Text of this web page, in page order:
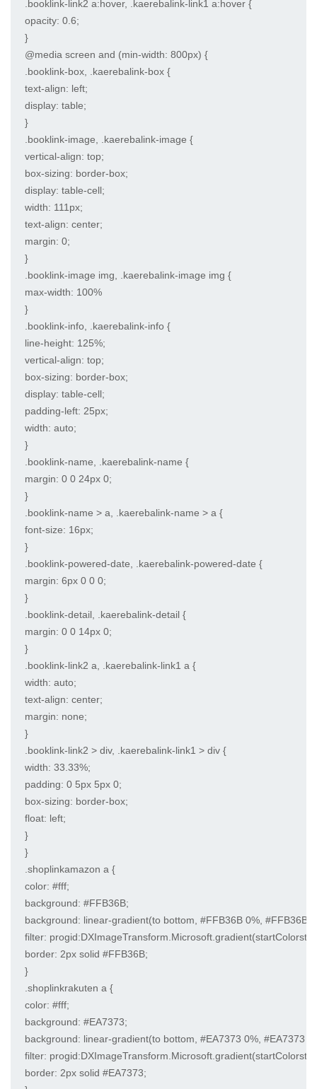
.booklink-link2 a:hover, .kaerebalink-link1 a:hover {
opacity: 0.6;
}
@media screen and (min-width: 800px) {
.booklink-box, .kaerebalink-box {
text-align: left;
display: table;
}
.booklink-image, .kaerebalink-image {
vertical-align: top;
box-sizing: border-box;
display: table-cell;
width: 111px;
text-align: center;
margin: 0;
}
.booklink-image img, .kaerebalink-image img {
max-width: 100%
}
.booklink-info, .kaerebalink-info {
line-height: 125%;
vertical-align: top;
box-sizing: border-box;
display: table-cell;
padding-left: 25px;
width: auto;
}
.booklink-name, .kaerebalink-name {
margin: 0 0 24px 0;
}
.booklink-name > a, .kaerebalink-name > a {
font-size: 16px;
}
.booklink-powered-date, .kaerebalink-powered-date {
margin: 6px 0 0 0;
}
.booklink-detail, .kaerebalink-detail {
margin: 0 0 14px 0;
}
.booklink-link2 a, .kaerebalink-link1 a {
width: auto;
text-align: center;
margin: none;
}
.booklink-link2 > div, .kaerebalink-link1 > div {
width: 33.33%;
padding: 0 5px 5px 0;
box-sizing: border-box;
float: left;
}
}
.shoplinkamazon a {
color: #fff;
background: #FFB36B;
background: linear-gradient(to bottom, #FFB36B 0%, #FFB36B
filter:
border: 2px solid #FFB36B;
}
.shoplinkrakuten a {
color: #fff;
background: #EA7373;
background: linear-gradient(to bottom, #EA7373 0%, #EA7373
filter:
border: 2px solid #EA7373;